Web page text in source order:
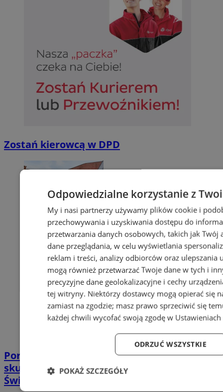
Zostań kierowcą w DPD
Poradnia leczenia ran przewlekłych -
skuteczna terapia trudno gojących się ran |
Świętochłowice
Odpowiedzialne korzystanie z
My i nasi partnerzy używamy plików cookie i
przechowywania i uzyskiwania dostępu do
przetwarzania danych osobowych, takich jak
dane przeglądania, w celu wyświetlania
reklam i treści, analizy odbiorców oraz ulepszania
mogą również przetwarzać Twoje dane w tych i
precyzyjne dane geolokalizacyjne i cechy
tej witryny. Niektórzy dostawcy mogą opierać się
zamiast na zgodzie; masz prawo sprzeciwić się
każdej chwili wycofać swoją zgodę w
ODRZUĆ WSZYSTKIE
POKAŻ SZCZEGÓŁY